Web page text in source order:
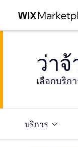
ว่า
เลือกบริก
บริการ